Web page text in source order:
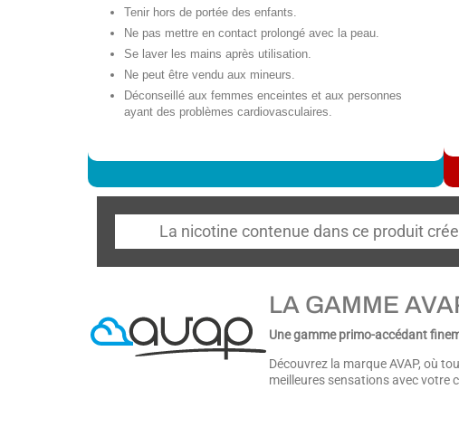
Tenir hors de portée des enfants.
Ne pas mettre en contact prolongé avec la peau.
Se laver les mains après utilisation.
Ne peut être vendu aux mineurs.
Déconseillé aux femmes enceintes et aux personnes
ayant des problèmes cardiovasculaires.
La nicotine contenue dans ce produit
LA GAMME
Une gamme primo-accédant
Découvrez la marque AVAP, où
meilleures sensations avec votre